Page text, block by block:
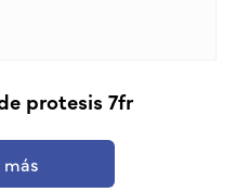
protesis 7fr
más